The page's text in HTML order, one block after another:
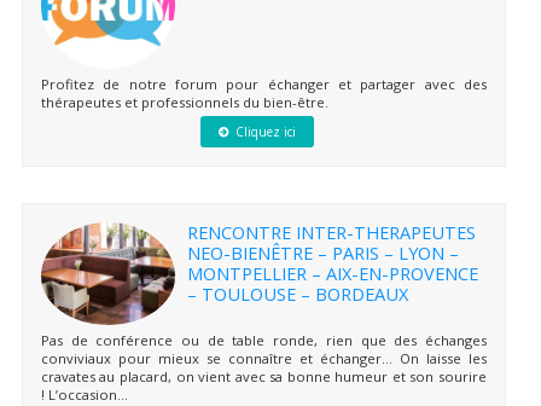
Profitez de notre forum pour échanger et partager avec des
thérapeutes et professionnels du bien-être.
Cliquez ici
RENCONTRE INTER-THERAPEUTES
NEO-BIENÊTRE – PARIS – LYON –
MONTPELLIER – AIX-EN-PROVENCE
– TOULOUSE – BORDEAUX
Pas de conférence ou de table ronde, rien que des échanges
conviviaux pour mieux se connaître et échanger… On laisse les
cravates au placard, on vient avec sa bonne humeur et son sourire
! L’occasion...